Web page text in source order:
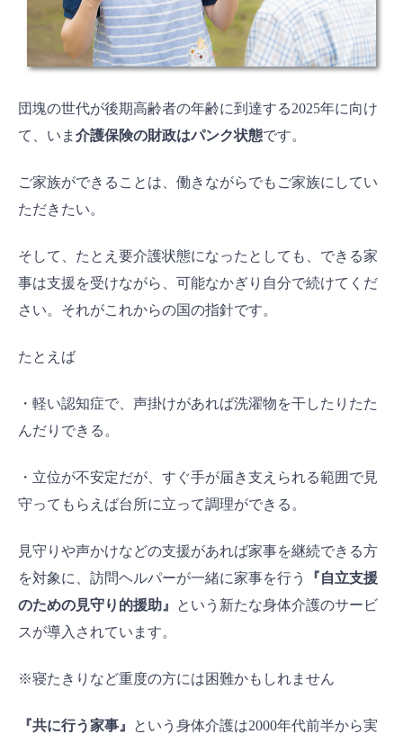
団塊の世代が後期高齢者の年齢に到達する2025年に向け
て、いま 介護保険の財政はパンク状態です。
ご家族ができることは、働きながらでもご家族にしてい
ただきたい。
そして、たとえ要介護状態になったとしても、できる家
事は支援を受けながら、可能なかぎり自分で続けてくだ
さい。それがこれからの国の指針です。
たとえば
・軽い認知症で、声掛けがあれば洗濯物を干したりたた
んだりできる。
・立位が不安定だが、すぐ手が届き支えられる範囲で見
守ってもらえば台所に立って調理ができる。
見守りや声かけなどの支援があれば家事を継続できる方
を対象に、訪問ヘルパーが一緒に家事を行う
『自立支援
のための見守り的援助』
という新たな身体介護のサービ
スが導入されています。
※寝たきりなど重度の方には困難かもしれません
『共に行う家事』
という身体介護は2000年代前半から実